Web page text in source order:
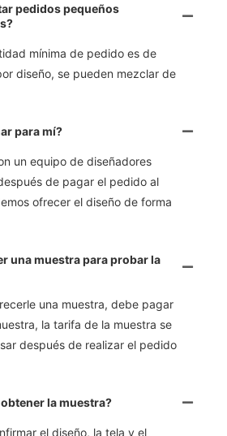
pedidos pequeños
mínima de pedido es de
diseño, se pueden mezclar de
para mí?
un equipo de diseñadores
de pagar el pedido al
ofrecer el diseño de forma
una muestra para probar la
una muestra, debe pagar
la tarifa de la muestra se
después de realizar el pedido
la muestra?
el diseño, la tela y el